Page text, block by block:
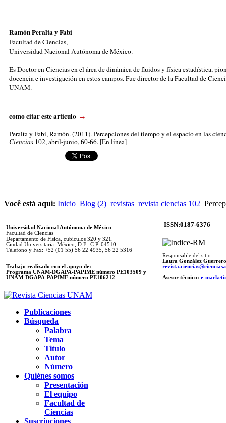
Ramón Peralta y Fabi
Facultad de Ciencias,
Universidad Nacional Autónoma de México.
Es Doctor en Ciencias en el área de dinámica de fluidos y física estadística,
docencia e investigación en estos campos. Fue director de la Facultad de
UNAM.
como citar este artículo →
Peralta y Fabi, Ramón. (2011). Percepciones del tiempo y el espacio en las
Ciencias 102, abril-junio, 60-66. [En línea]
Você está aqui: Inicio Blog (2) revistas revista ciencias 102
Universidad Nacional Autónoma de México
Facultad de Ciencias
Departamento de Física, cubículos 320 y 321.
Ciudad Universitaria. México, D.F., C.P. 04510.
Télefono y Fax: +52 (01 55) 56 22 4935, 56 22 5316
Trabajo realizado con el apoyo de:
Programa UNAM-DGAPA-PAPIME número PE103509 y
UNAM-DGAPA-PAPIME número PE106212
ISSN:0187-6376
Responsable del sitio
Laura González Guerrero
Asesor técnico: e-
Publicaciones
Búsqueda
Palabra
Tema
Titulo
Autor
Número
Quiénes somos
Presentación
El equipo
Facultad de
Ciencias
Suscripciones